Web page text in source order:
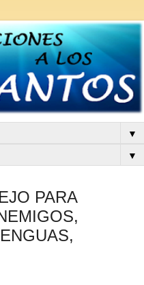
▼
▼
PARA